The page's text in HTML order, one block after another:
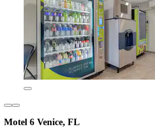
Motel 6 Venice, FL